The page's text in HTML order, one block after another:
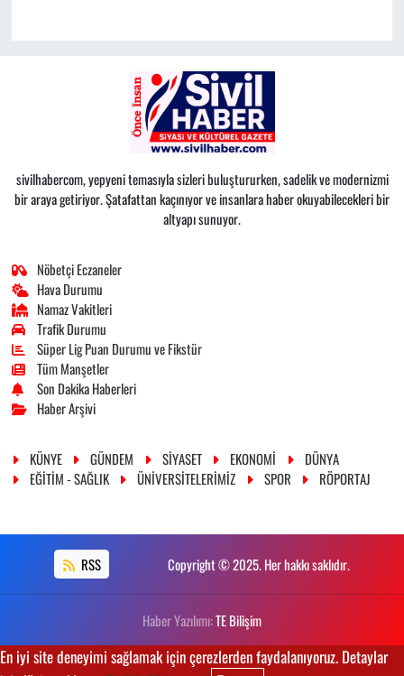
sivilhabercom, yepyeni temasıyla sizleri buluştururken, sadelik ve modernizmi
bir araya getiriyor. Şatafattan kaçınıyor ve insanlara haber okuyabilecekleri bir
altyapı sunuyor.
Nöbetçi Eczaneler
Hava Durumu
Namaz Vakitleri
Trafik Durumu
Süper Lig Puan Durumu ve Fikstür
Tüm Manşetler
Son Dakika Haberleri
Haber Arşivi
KÜNYE GÜNDEM SİYASET EKONOMİ
DÜNYA
EĞİTİM - SAĞLIK
ÜNİVERSİTELERİMİZ SPOR RÖPORTAJ
RSS Copyright © 2025. Her hakkı saklıdır.
Haber Yazılımı:TE Bilişim
En iyi site deneyimi sağlamak için çerezlerden faydalanıyoruz. Detaylar